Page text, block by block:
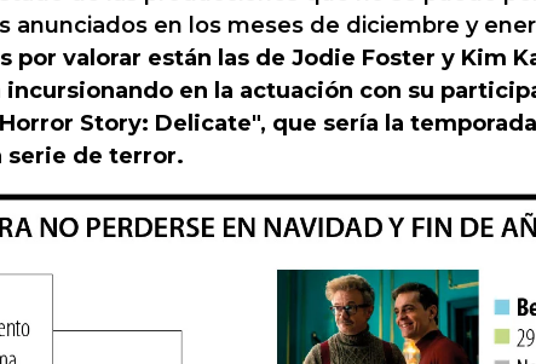
anunciados en los meses de diciembre y
por valorar están las de Jodie Foster y Kim
en la actuación con su
Story: Delicate", que sería la
serie de terror.